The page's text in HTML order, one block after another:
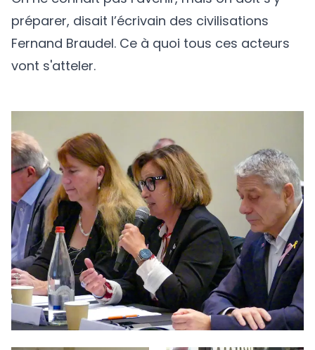
préparer, disait l’écrivain des civilisations
Fernand Braudel. Ce à quoi tous ces acteurs
vont s'atteler.